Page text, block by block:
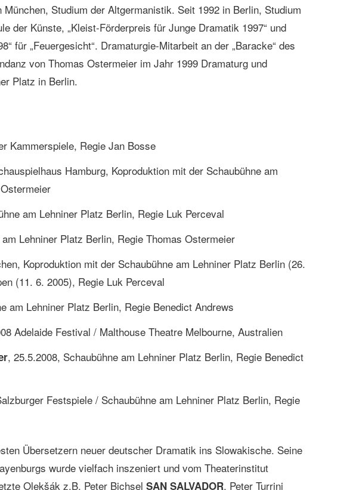
München, Studium der Altgermanistik. Seit 1992 in Berlin, Studium
der Künste, „Kleist-Förderpreis für Junge Dramatik 1997“ und
für „Feuergesicht“. Dramaturgie-Mitarbeit an der „Baracke“ des
von Thomas Ostermeier im Jahr 1999 Dramaturg und
Platz in Berlin.
Kammerspiele, Regie Jan Bosse
Hamburg, Koproduktion mit der Schaubühne am
am Lehniner Platz Berlin, Regie Luk Perceval
Lehniner Platz Berlin, Regie Thomas Ostermeier
Koproduktion mit der Schaubühne am Lehniner Platz Berlin (26.
(11. 6. 2005), Regie Luk Perceval
am Lehniner Platz Berlin, Regie Benedict Andrews
Adelaide Festival / Malthouse Theatre Melbourne, Australien
, 25.5.2008, Schaubühne am Lehniner Platz Berlin, Regie Benedict
Festspiele / Schaubühne am Lehniner Platz Berlin, Regie
Übersetzern neuer deutscher Dramatik ins Slowakische. Seine
wurde vielfach inszeniert und vom Theaterinstitut
Olekšák z.B. Peter BichselSAN SALVADOR, Peter Turrini